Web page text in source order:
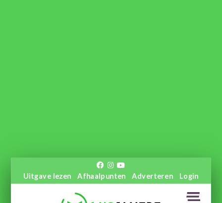
Uitgave lezen Afhaalpunten Adverteren Login